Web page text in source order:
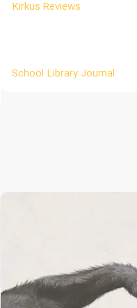
Kirkus Reviews
School Library Journal